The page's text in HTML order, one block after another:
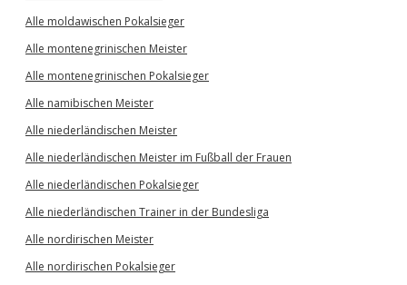
Alle moldawischen Pokalsieger
Alle montenegrinischen Meister
Alle montenegrinischen Pokalsieger
Alle namibischen Meister
Alle niederländischen Meister
Alle niederländischen Meister im Fußball der Frauen
Alle niederländischen Pokalsieger
Alle niederländischen Trainer in der Bundesliga
Alle nordirischen Meister
Alle nordirischen Pokalsieger